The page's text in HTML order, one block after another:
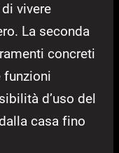
vivere
La seconda
concreti
funzioni
d’uso del
casa fino